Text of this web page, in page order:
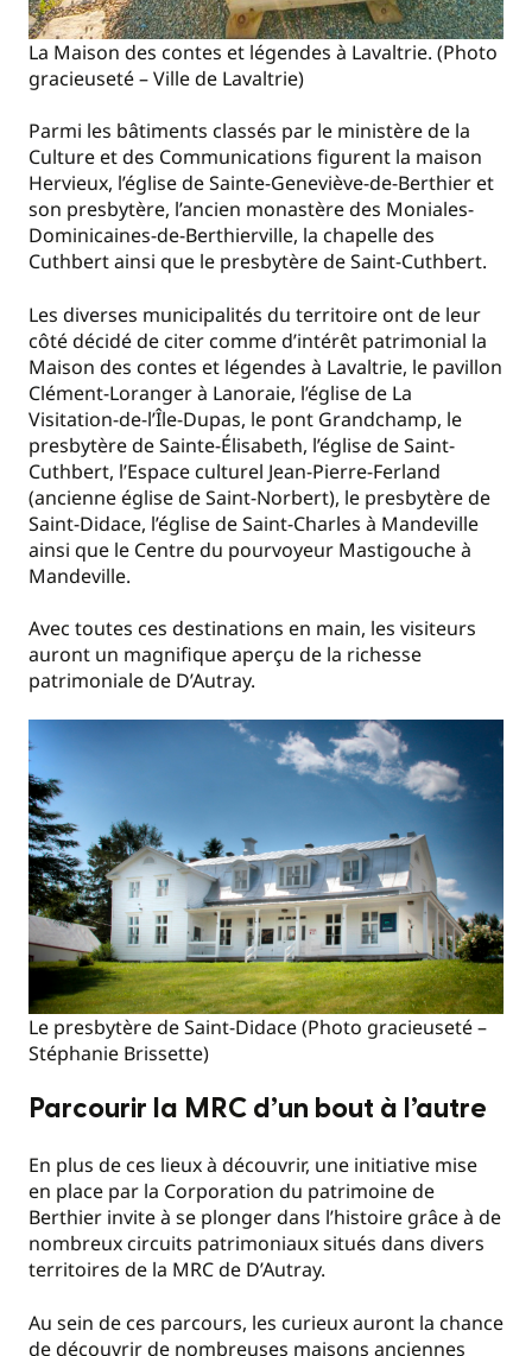
La Maison des contes et légendes à Lavaltrie. (Photo
gracieuseté – Ville de Lavaltrie)
Parmi les bâtiments classés par le ministère de la
Culture et des Communications figurent la maison
Hervieux, l’église de Sainte-Geneviève-de-Berthier et
son presbytère, l’ancien monastère des Moniales-
Dominicaines-de-Berthierville, la chapelle des
Cuthbert ainsi que le presbytère de Saint-Cuthbert.
Les diverses municipalités du territoire ont de leur
côté décidé de citer comme d’intérêt patrimonial la
Maison des contes et légendes à Lavaltrie, le pavillon
Clément-Loranger à Lanoraie, l’église de La
Visitation-de-l’Île-Dupas, le pont Grandchamp, le
presbytère de Sainte-Élisabeth, l’église de Saint-
Cuthbert, l’Espace culturel Jean-Pierre-Ferland
(ancienne église de Saint-Norbert), le presbytère de
Saint-Didace, l’église de Saint-Charles à Mandeville
ainsi que le Centre du pourvoyeur Mastigouche à
Mandeville.
Avec toutes ces destinations en main, les visiteurs
auront un magnifique aperçu de la richesse
patrimoniale de D’Autray.
Le presbytère de Saint-Didace (Photo gracieuseté –
Stéphanie Brissette)
Parcourir la MRC d’un bout à l’autre
En plus de ces lieux à découvrir, une initiative mise
en place par la Corporation du patrimoine de
Berthier invite à se plonger dans l’histoire grâce à de
nombreux circuits patrimoniaux situés dans divers
territoires de la MRC de D’Autray.
Au sein de ces parcours, les curieux auront la chance
de découvrir de nombreuses maisons anciennes